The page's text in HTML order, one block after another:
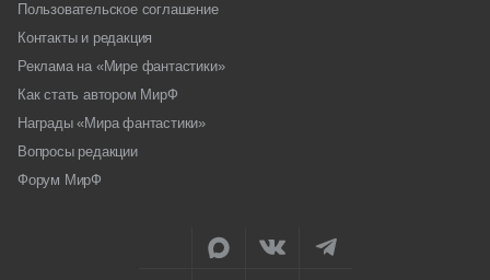
Пользовательское соглашение
Контакты и редакция
Реклама на «Мире фантастики»
Как стать автором МирФ
Награды «Мира фантастики»
Вопросы редакции
Форум МирФ